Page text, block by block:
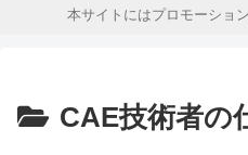
本サイトにはプロモーショ
CAE技術者の